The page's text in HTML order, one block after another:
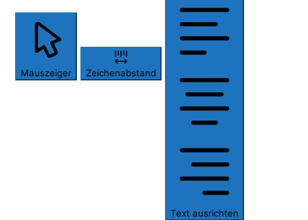
Mauszeiger Zeichenabstand
Text ausrichten